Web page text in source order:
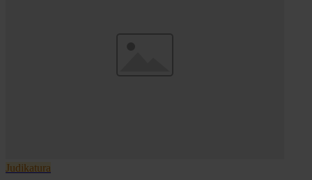
Judikatura